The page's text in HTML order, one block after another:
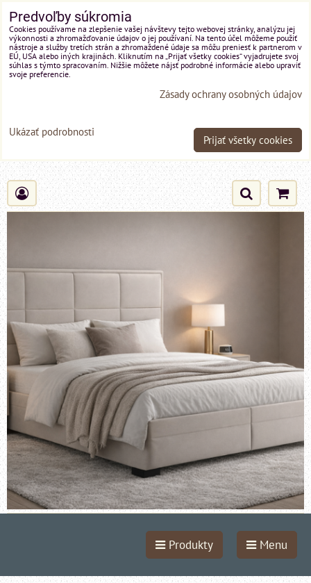
Produkty Menu
Predvoľby súkromia
Cookies používame na zlepšenie vašej návštevy tejto webovej stránky, analýzu jej
výkonnosti a zhromažďovanie údajov o jej používaní. Na tento účel môžeme použiť
nástroje a služby tretích strán a zhromaždené údaje sa môžu preniesť k partnerom v
EÚ, USA alebo iných krajinách. Kliknutím na „Prijať všetky cookies“ vyjadrujete svoj
súhlas s týmto spracovaním. Nižšie môžete nájsť podrobné informácie alebo upraviť
svoje preferencie.
Zásady ochrany osobných údajov
Ukázať podrobnosti
Prijať všetky cookies